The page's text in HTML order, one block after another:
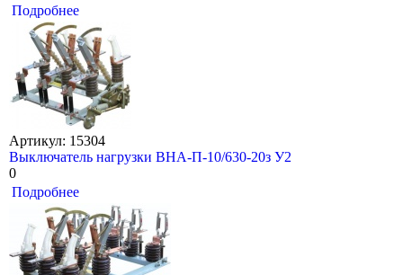
Подробнее
Артикул: 15304
Выключатель нагрузки ВНА-П-10/630-20з У2
0
Подробнее